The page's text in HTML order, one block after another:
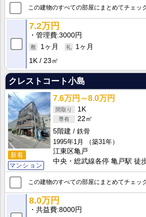
この建物のすべての部屋にまとめてチェッ
7.2万円
管理費 3000円
1ヶ月
1ヶ月
1K
23㎡
クレストコート小島
新着
マンション
7.6万円～8.0万円
1K
22㎡
5階建
鉄骨
1995年1月
（築31年）
江東区亀戸
中央・総武線各停 亀戸駅 徒
この建物のすべての部屋にまとめてチェッ
8.0万円
共益費 8000円